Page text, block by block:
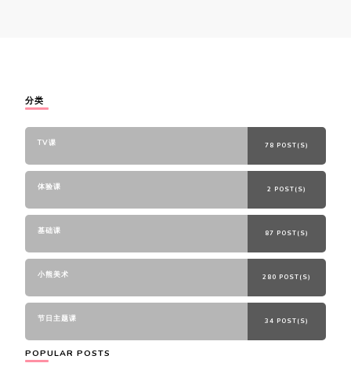
分类
TV课 78 POST(S)
体验课 2 POST(S)
基础课 87 POST(S)
小熊美术 280 POST(S)
节日主题课 34 POST(S)
POPULAR POSTS